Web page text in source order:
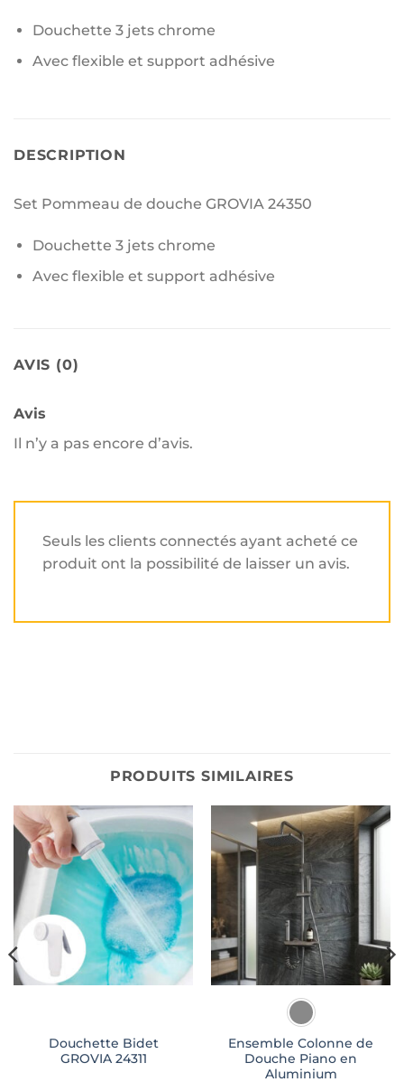
Douchette 3 jets chrome
Avec flexible et support adhésive
DESCRIPTION
Set Pommeau de douche GROVIA 24350
Douchette 3 jets chrome
Avec flexible et support adhésive
AVIS (0)
Avis
Il n’y a pas encore d’avis.
Seuls les clients connectés ayant acheté ce
produit ont la possibilité de laisser un avis.
PRODUITS SIMILAIRES
Douchette Bidet
GROVIA 24311
Ensemble Colonne de
Douche Piano en
Aluminium